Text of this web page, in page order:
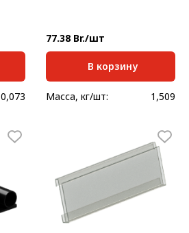
0,073
77.38 Br./шт
В корзину
Масса, кг/шт: 1,509